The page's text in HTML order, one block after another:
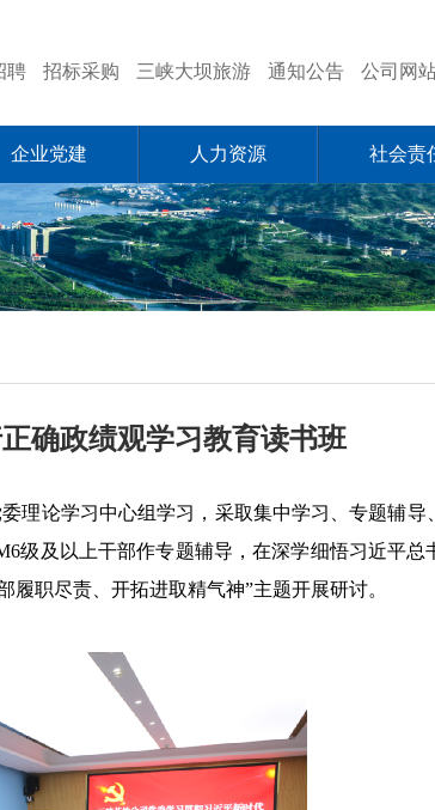
聘 招标采购 三峡大坝旅游 通知公告 公司网
企业党建 人力资源 社会责
确政绩观学习教育读书班
论学习中心组学习，采取集中学习、专题辅导
级及以上干部作专题辅导，在深学细悟习近平总
职尽责、开拓进取精气神”主题开展研讨。